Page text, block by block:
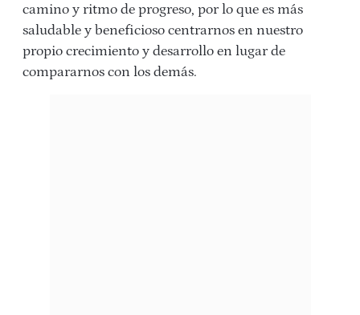
camino y ritmo de progreso, por lo que es más
saludable y beneficioso centrarnos en nuestro
propio crecimiento y desarrollo en lugar de
compararnos con los demás.